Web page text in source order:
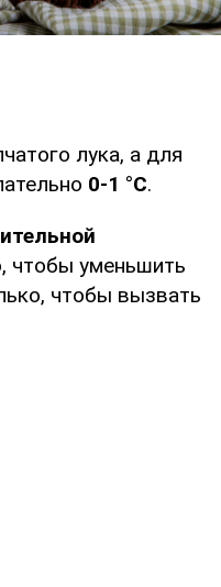
лука, а для
0-1 °C.
чтобы уменьшить
чтобы вызвать